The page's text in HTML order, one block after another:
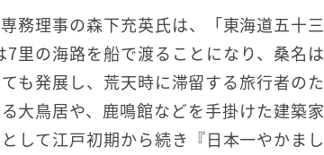
務理事の森下充英氏は、「東海道五十三
里の海路を船で渡ることになり、桑名は
も発展し、荒天時に滞留する旅行者のた
大鳥居や、鹿鳴館などを手掛けた建築家
して江戸初期から続き『日本一やかまし